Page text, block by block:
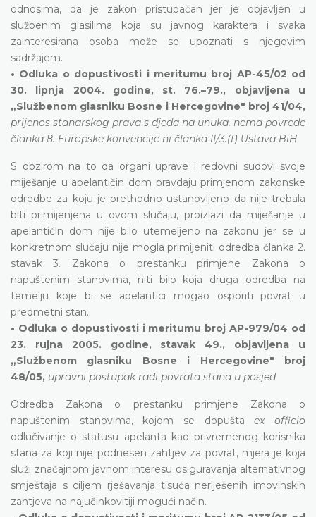
odnosima, da je zakon pristupačan jer je objavljen u
službenim glasilima koja su javnog karaktera i svaka
zainteresirana osoba može se upoznati s njegovim
sadržajem.
• Odluka o dopustivosti i meritumu broj AP-45/02 od
30. lipnja 2004. godine, st. 76.–79., objavljena u
„Službenom glasniku Bosne i Hercegovine" broj 41/04,
prijenos stanarskog prava s djeda na unuka, nema povrede
članka 8. Europske konvencije ni članka II/3.(f) Ustava BiH
S obzirom na to da organi uprave i redovni sudovi svoje
miješanje u apelantičin dom pravdaju primjenom zakonske
odredbe za koju je prethodno ustanovljeno da nije trebala
biti primijenjena u ovom slučaju, proizlazi da miješanje u
apelantičin dom nije bilo utemeljeno na zakonu jer se u
konkretnom slučaju nije mogla primijeniti odredba članka 2.
stavak 3. Zakona o prestanku primjene Zakona o
napuštenim stanovima, niti bilo koja druga odredba na
temelju koje bi se apelantici mogao osporiti povrat u
predmetni stan.
• Odluka o dopustivosti i meritumu broj AP-979/04 od
23. rujna 2005. godine, stavak 49., objavljena u
„Službenom glasniku Bosne i Hercegovine" broj
48/05, upravni postupak radi povrata stana u posjed
Odredba Zakona o prestanku primjene Zakona o
napuštenim stanovima, kojom se dopušta ex officio
odlučivanje o statusu apelanta kao privremenog korisnika
stana za koji nije podnesen zahtjev za povrat, mjera je koja
služi značajnom javnom interesu osiguravanja alternativnog
smještaja s ciljem rješavanja tisuća neriješenih imovinskih
zahtjeva na najučinkovitiji mogući način.